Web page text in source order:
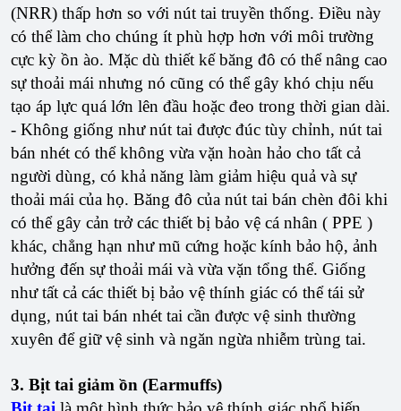
(NRR) thấp hơn so với nút tai truyền thống. Điều này
có thể làm cho chúng ít phù hợp hơn với môi trường
cực kỳ ồn ào. Mặc dù thiết kế băng đô có thể nâng cao
sự thoải mái nhưng nó cũng có thể gây khó chịu nếu
tạo áp lực quá lớn lên đầu hoặc đeo trong thời gian dài.
- Không giống như nút tai được đúc tùy chỉnh, nút tai
bán nhét có thể không vừa vặn hoàn hảo cho tất cả
người dùng, có khả năng làm giảm hiệu quả và sự
thoải mái của họ. Băng đô của nút tai bán chèn đôi khi
có thể gây cản trở các thiết bị bảo vệ cá nhân ( PPE )
khác, chẳng hạn như mũ cứng hoặc kính bảo hộ, ảnh
hưởng đến sự thoải mái và vừa vặn tổng thể. Giống
như tất cả các thiết bị bảo vệ thính giác có thể tái sử
dụng, nút tai bán nhét tai cần được vệ sinh thường
xuyên để giữ vệ sinh và ngăn ngừa nhiễm trùng tai.
3. Bịt tai giảm ồn (Earmuffs)